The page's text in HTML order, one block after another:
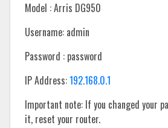
Model : Arris DG950
Username: admin
Password : password
IP Address:192.168.0.1
Important note: If you changed your
it, reset your router.